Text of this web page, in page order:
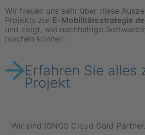
Wir freuen uns sehr über diese
Projekts zur E-Mobilitätsstrategie
und zeigt, wie nachhaltige
machen können.
Erfahren Sie alles
Projekt
Wir sind IONOS Cloud Gold Partner.